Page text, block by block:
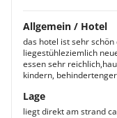
Allgemein / Hotel
das hotel ist sehr
liegestühleziemlich
essen sehr
kindern,
Lage
liegt direkt am strand